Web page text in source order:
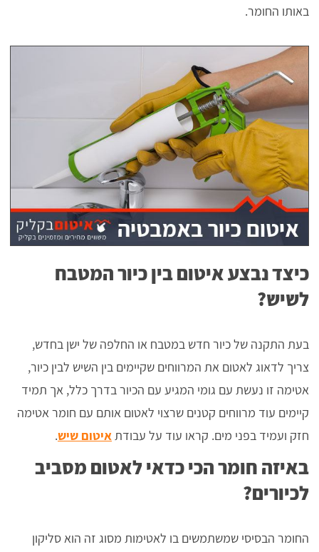
באותו החומר.
כיצד נבצע איטום בין כיור המטבח
לשיש?
בעת התקנה של כיור חדש במטבח או החלפה של ישן בחדש,
צריך לדאוג לאטום את המרווחים שקיימים בין השיש לבין כיור,
אטימה זו נעשת עם גומי המגיע עם הכיור בדרך כלל, אך תמיד
קיימים עוד מרווחים קטנים שרצוי לאטום אותם עם חומר אטימה
חזק ועמיד בפני מים. קראו עוד על עבודתאיטום שיש.
באיזה חומר הכי כדאי לאטום מסביב
לכיורים?
החומר הבסיסי שמשתמשים בו לאטימות מסוג זה הוא סליקון